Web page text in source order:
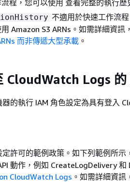
程，您可以使用 查看完整的執行歷
不適用於快速工作流
Amazon S3 ARNs。如需詳細資訊
而非傳遞大型承載 。
CloudWatch Logs
的執行 IAM 角色設定為具有登入
許可的範例政策。如下列範例所示
動作，例如 CreateLogDelivery
CloudWatch Logs 。如需詳細資訊